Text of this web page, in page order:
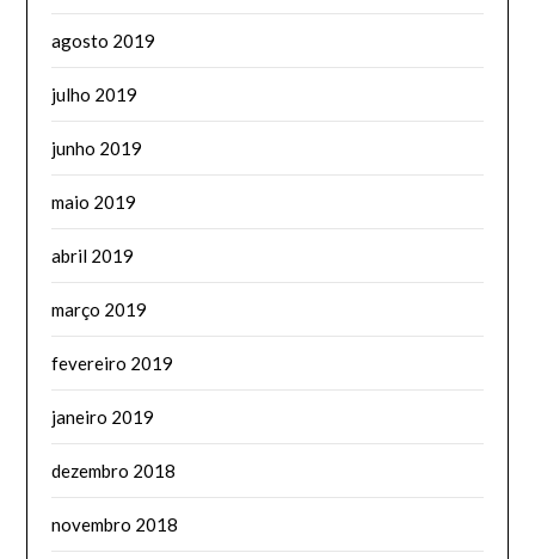
agosto 2019
julho 2019
junho 2019
maio 2019
abril 2019
março 2019
fevereiro 2019
janeiro 2019
dezembro 2018
novembro 2018